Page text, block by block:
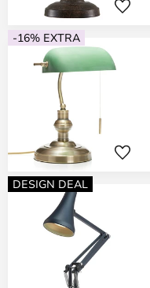
-16% EXTRA
DESIGN DEAL